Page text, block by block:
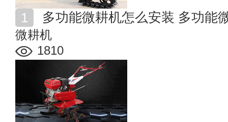
多功能微耕机怎么安装 多功能
微耕机
1810